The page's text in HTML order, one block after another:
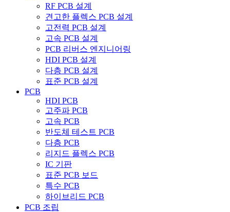
RF PCB 설계
견고한 플렉스 PCB 설계
고전력 PCB 설계
고속 PCB 설계
PCB 리버스 엔지니어링
HDI PCB 설계
다층 PCB 설계
표준 PCB 설계
PCB
HDI PCB
고주파 PCB
고속 PCB
반도체 테스트 PCB
다층 PCB
리지드 플렉스 PCB
IC 기판
표준 PCB 보드
특수 PCB
하이브리드 PCB
PCB 조립